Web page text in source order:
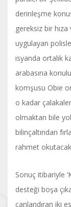
derinleşme
gereksiz bir
uygulayan
isyanda ortalık
arabasına
komşusu Obie
o kadar
olmaktan bile
bilinçaltından
rahmet
Sonuç itibariyle
desteği boşa
canlandıran iki